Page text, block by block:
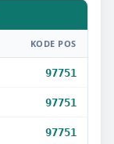
KODE POS
97751
97751
97751